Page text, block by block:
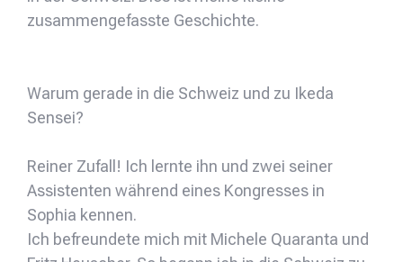
zusammengefasste Geschichte.
Warum gerade in die Schweiz und zu Ikeda
Sensei?
Reiner Zufall! Ich lernte ihn und zwei seiner
Assistenten während eines Kongresses in
Sophia kennen.
Ich befreundete mich mit Michele Quaranta und